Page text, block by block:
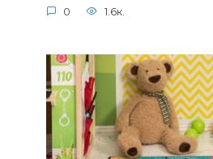
0 1.6к.